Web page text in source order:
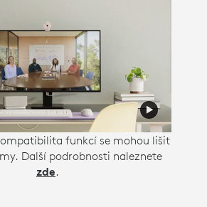
funkcí se mohou lišit
Další podrobnosti naleznete
zde.